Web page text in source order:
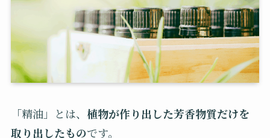
「精油」とは、 植物が作り出した芳香物質だけを
取り出したものです。